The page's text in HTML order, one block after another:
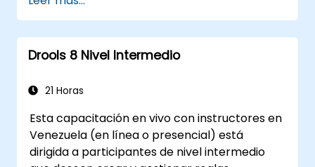
Gestionar, probar y mantener las reglas
de manera efectiva mediante Drools
Workbench.
Colaborar con equipos técnicos para
empresariales.
optimización de reglas y su gestión del
ciclo de vida.
Drools 8 Nivel Intermedio
21 Horas
Esta capacitación en vivo con instructores en
Venezuela (en línea o presencial) está
dirigida a participantes de nivel intermedio